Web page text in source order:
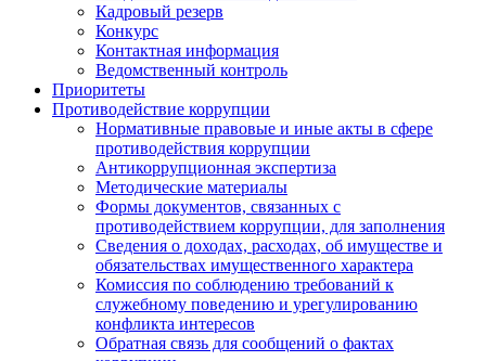
Кадровый резерв
Конкурс
Контактная информация
Ведомственный контроль
Приоритеты
Противодействие коррупции
Нормативные правовые и иные акты в сфере
противодействия коррупции
Антикоррупционная экспертиза
Методические материалы
Формы документов, связанных с
противодействием коррупции, для заполнения
Сведения о доходах, расходах, об имуществе и
обязательствах имущественного характера
Комиссия по соблюдению требований к
служебному поведению и урегулированию
конфликта интересов
Обратная связь для сообщений о фактах